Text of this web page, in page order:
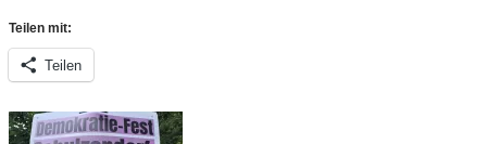
Teilen mit:
Teilen